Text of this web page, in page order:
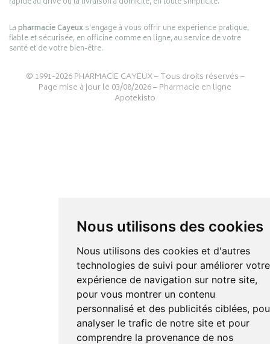
Nous utilisons des cookies
Nous utilisons des cookies et d'autres
technologies de suivi pour améliorer votre
expérience de navigation sur notre site,
pour vous montrer un contenu
personnalisé et des publicités ciblées,
analyser le trafic de notre site et pour
comprendre la provenance de nos
Lapharmacie Cayeuxs’engage à vous offrir une expérience pratique,
fiable et sécurisée, en officine comme en ligne, au service de votre
santé et de votre bien-être.
© 1991-2026PHARMACIE CAYEUX– Tous droits réservés –
Page mise à jour le 03/08/2026 –Pharmacie en ligne
Apotekisto